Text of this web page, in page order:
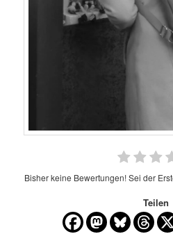
Bisher keine Bewertungen! Sei der
Teilen